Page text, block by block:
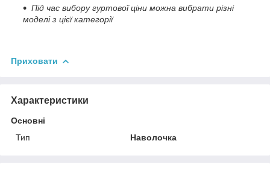
Під час вибору гуртової ціни можна вибрати різні
моделі з цієї категорії
Приховати
Характеристики
Основні
Тип
Наволочка